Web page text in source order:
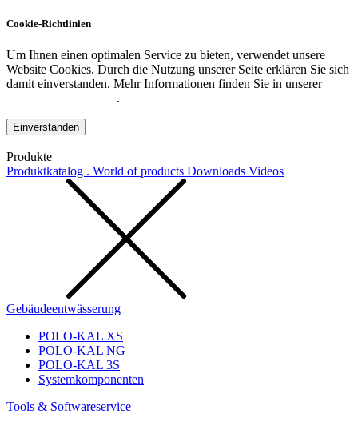
Cookie-Richtlinien
Um Ihnen einen optimalen Service zu bieten, verwendet unsere
Website Cookies. Durch die Nutzung unserer Seite erklären Sie sich
damit einverstanden. Mehr Informationen finden Sie in unserer
.
Einverstanden
Produkte
Produktkatalog . World of products Downloads Videos
Gebäudeentwässerung
POLO-KAL XS
POLO-KAL NG
POLO-KAL 3S
Systemkomponenten
Tools & Softwareservice